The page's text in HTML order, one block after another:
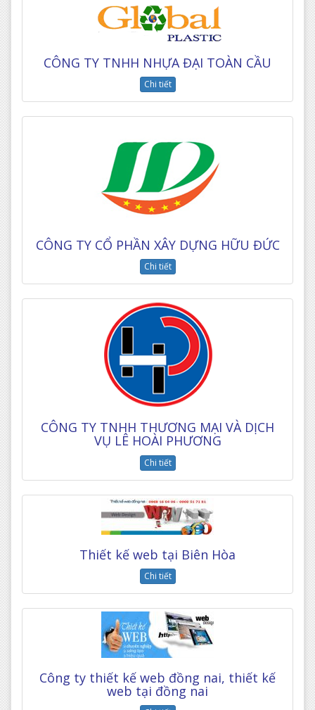
CÔNG TY TNHH NHỰA ĐẠI TOÀN CẦU
Chi tiết
CÔNG TY CỔ PHẦN XÂY DỰNG HỮU ĐỨC
Chi tiết
CÔNG TY TNHH THƯƠNG MẠI VÀ DỊCH
VỤ LÊ HOÀI PHƯƠNG
Chi tiết
Thiết kế web tại Biên Hòa
Chi tiết
Công ty thiết kế web đồng nai, thiết kế
web tại đồng nai